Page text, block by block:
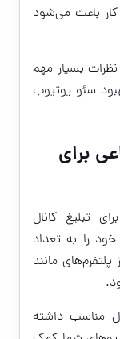
باعث می‌شود
بسیار مهم
سئو یوتیوب
برای
تبلیغ کانال
را به تعداد
مانند
مناسب داشته